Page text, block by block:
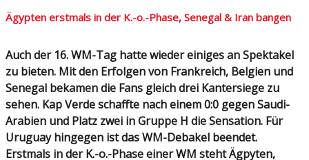
Ägypten erstmals in der K.-o.-Phase, Senegal & Iran bangen
Auch der 16. WM-Tag hatte wieder einiges an Spektakel
zu bieten. Mit den Erfolgen von Frankreich, Belgien und
Senegal bekamen die Fans gleich drei Kantersiege zu
sehen. Kap Verde schaffte nach einem 0:0 gegen Saudi-
Arabien und Platz zwei in Gruppe H die Sensation. Für
Uruguay hingegen ist das WM-Debakel beendet.
Erstmals in der K.-o.-Phase einer WM steht Ägpyten,